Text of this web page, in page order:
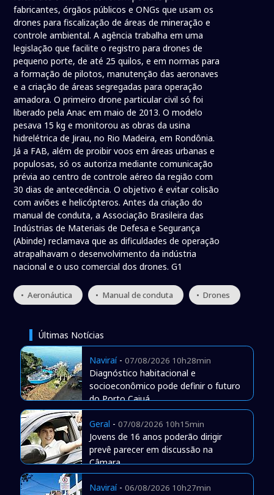
fabricantes, órgãos públicos e ONGs que usam os
drones para fiscalização de áreas de mineração e
controle ambiental. A agência trabalha em uma
legislação que facilite o registro para drones de
pequeno porte, de até 25 quilos, e em normas para
a formação de pilotos, manutenção das aeronaves
e a criação de áreas segregadas para operação
amadora. O primeiro drone particular civil só foi
liberado pela Anac em maio de 2013. O modelo
pesava 15 kg e monitorou as obras da usina
hidrelétrica de Jirau, no Rio Madeira, em Rondônia.
Já a FAB, além de proibir voos em áreas urbanas e
populosas, só os autoriza mediante comunicação
prévia ao centro de controle aéreo da região com
30 dias de antecedência. O objetivo é evitar colisão
com aviões e helicópteros. Antes da criação do
manual de conduta, a Associação Brasileira das
Indústrias de Materiais de Defesa e Segurança
(Abinde) reclamava que as dificuldades de operação
atrapalhavam o desenvolvimento da indústria
nacional e o uso comercial dos drones. G1
• Aeronáutica • Manual de conduta • Drones
Últimas Notícias
Naviraí- 07/08/2026 10h28min
Diagnóstico habitacional e
socioeconômico pode definir o futuro
do Porto Caiuá
Geral - 07/08/2026 10h15min
Jovens de 16 anos poderão dirigir
prevê parecer em discussão na
Câmara
Naviraí- 06/08/2026 10h27min